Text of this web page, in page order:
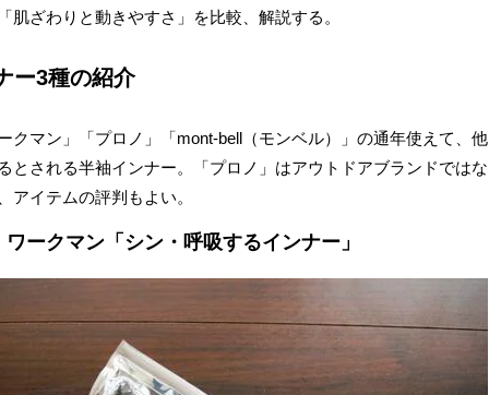
肌ざわりと動きやすさ」を比較、解説する。
ー3種の紹介
マン」「プロノ」「mont-bell（モンベル）」の通年使えて、他
とされる半袖インナー。「プロノ」はアウトドアブランドではな
アイテムの評判もよい。
ークマン「シン・呼吸するインナー」